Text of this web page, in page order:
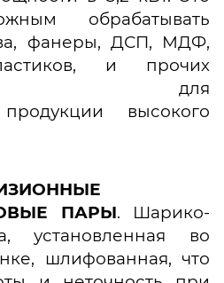
обрабатывать
фанеры, ДСП, МДФ,
и прочих
для
высокого
ПАРЫ. Шарико-
установленная во
шлифованная, что